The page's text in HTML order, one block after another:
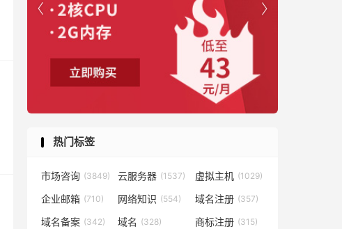


热门标签
市场咨询 (3849) 云服务器 (1537) 虚拟主机 (1029)
企业邮箱 (710) 网络知识 (554) 域名注册 (357)
域名备案 (342) 域名 (328) 商标注册 (315)